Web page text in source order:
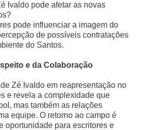
Ivaldo pode afetar as novas
pode influenciar a imagem do
de possíveis contratações
do Santos.
e da Colaboração
Zé Ivaldo em reapresentação no
e revela a complexidade que
mas também as relações
equipe. O retorno ao campo é
oportunidade para escritores e